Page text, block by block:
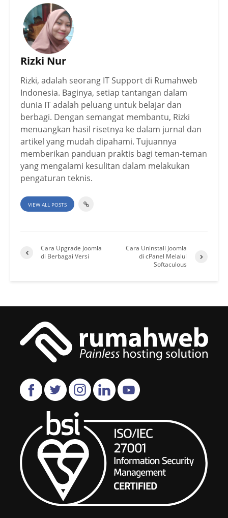
Rizki Nur
Rizki, adalah seorang IT Support di Rumahweb
Indonesia. Baginya, setiap tantangan dalam
dunia IT adalah peluang untuk belajar dan
berbagi. Dengan semangat membantu, Rizki
menuangkan hasil risetnya ke dalam jurnal dan
artikel yang mudah dipahami. Tujuannya
memberikan panduan praktis bagi teman-teman
yang mengalami kesulitan dalam melakukan
pengaturan teknis.
VIEW ALL POSTS
Cara Upgrade Joomla
di Berbagai Versi
Cara Uninstall Joomla
di cPanel Melalui
Softaculous